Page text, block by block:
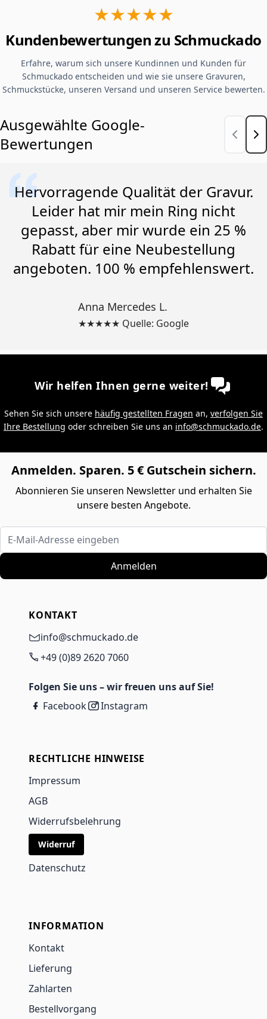
★★★★★
Kundenbewertungen zu Schmuckado
Erfahre, warum sich unsere Kundinnen und Kunden für
Schmuckado entscheiden und wie sie unsere Gravuren,
Schmuckstücke, unseren Versand und unseren Service bewerten.
Ausgewählte Google-
Bewertungen
Hervorragende Qualität der Gravur.
Leider hat mir mein Ring nicht
gepasst, aber mir wurde ein 25 %
Rabatt für eine Neubestellung
angeboten. 100 % empfehlenswert.
Anna Mercedes L.
★★★★★ Quelle: Google
Wir helfen Ihnen gerne weiter!
Sehen Sie sich unsere häufig gestellten Fragen an, verfolgen Sie
Ihre Bestellung oder schreiben Sie uns an info@schmuckado.de.
Anmelden. Sparen. 5 € Gutschein sichern.
Abonnieren Sie unseren Newsletter und erhalten Sie
unsere besten Angebote.
E-Mail-Adresse eingeben
Anmelden
KONTAKT
info@schmuckado.de
+49 (0)89 2620 7060
Folgen Sie uns – wir freuen uns auf Sie!
Facebook
Instagram
RECHTLICHE HINWEISE
Impressum
AGB
Widerrufsbelehrung
Widerruf
Datenschutz
INFORMATION
Kontakt
Lieferung
Zahlarten
Bestellvorgang